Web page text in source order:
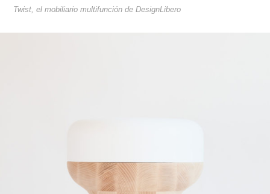
Twist, el mobiliario multifunción de DesignLibero